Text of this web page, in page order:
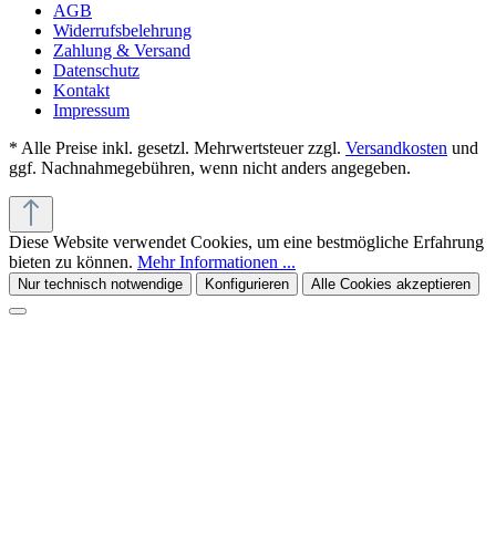
AGB
Widerrufsbelehrung
Zahlung & Versand
Datenschutz
Kontakt
Impressum
* Alle Preise inkl. gesetzl. Mehrwertsteuer zzgl. Versandkosten und
ggf. Nachnahmegebühren, wenn nicht anders angegeben.
Diese Website verwendet Cookies, um eine bestmögliche Erfahrung
bieten zu können. Mehr Informationen ...
Nur technisch notwendige Konfigurieren Alle Cookies akzeptieren